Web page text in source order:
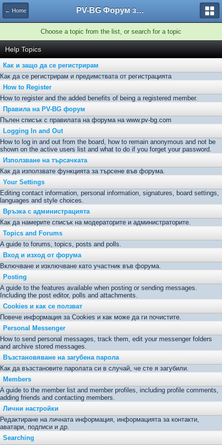
← Home PV-BG Форум за електронни цигари
Choose a topic from the list, or search for a topic
Help Topics
Как и защо да се регистрирам
Как да се регистрирам и предимствата от регистрацията
How to Register
How to register and the added benefits of being a registered member.
Правила на PV-BG форум
Пълен списък с правилата на форума на www.pv-bg.com
Logging In and Out
How to log in and out from the board, how to remain anonymous and not be
shown on the active users list and what to do if you forget your password.
Използване на търсачката
Как да използвате функцията за търсене във форума.
Your Settings
Editing contact information, personal information, signatures, board settings,
languages and style choices.
Връзка с администрацията
Как да намерите списък на модераторите и администраторите.
Topics and Forums
A guide to forums, topics, posts and polls.
Вход и изход от форума
Включване и изключване като участник във форума.
Posting
A guide to the features available when posting or sending messages.
Including the post editor, polls and attachments.
Cookies и как се ползват
Повече информация за Cookies и как може да ги почистите.
Personal Messenger
How to send personal messages, track them, edit your messenger folders
and archive stored messages.
Възстановяване на загубена парола
Как да възстановите паролата си в случай, че сте я загубили.
Members
A guide to the member list and member profiles, including profile comments,
adding friends and contacting members.
Лични настройки
Редактиране на личната информация, информацията за контакти,
аватари, подписи и др.
Searching